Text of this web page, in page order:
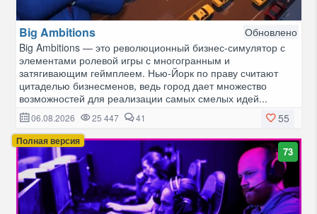
Big Ambitions
Обновлено
Big Ambitions — это революционный бизнес-симулятор с
элементами ролевой игры с многогранным и
затягивающим геймплеем. Нью-Йорк по праву считают
цитаделью бизнесменов, ведь город дает множество
возможностей для реализации самых смелых идей...
55
06.08.2026 25 447 41
Полная версия
73